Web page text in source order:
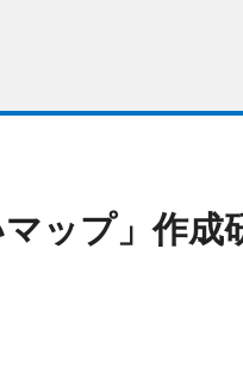
マップ」作